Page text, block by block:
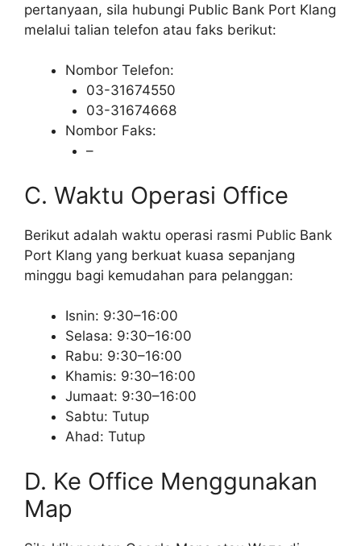
pertanyaan, sila hubungi Public Bank Port Klang
melalui talian telefon atau faks berikut:
Nombor Telefon:
03-31674550
03-31674668
Nombor Faks:
–
C. Waktu Operasi Office
Berikut adalah waktu operasi rasmi Public Bank
Port Klang yang berkuat kuasa sepanjang
minggu bagi kemudahan para pelanggan:
Isnin: 9:30–16:00
Selasa: 9:30–16:00
Rabu: 9:30–16:00
Khamis: 9:30–16:00
Jumaat: 9:30–16:00
Sabtu: Tutup
Ahad: Tutup
D. Ke Office Menggunakan
Map